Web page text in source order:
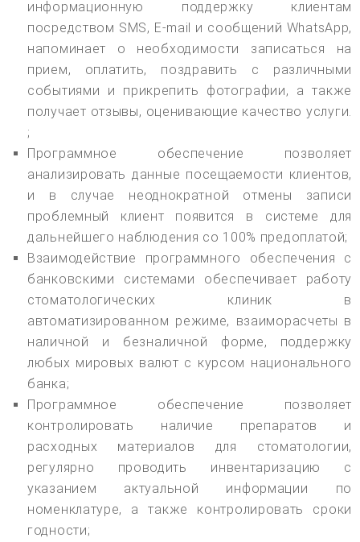
информационную поддержку клиентам
посредством SMS, E-mail и сообщений WhatsApp,
напоминает о необходимости записаться на
прием, оплатить, поздравить с различными
событиями и прикрепить фотографии, а также
получает отзывы, оценивающие качество услуги.
;
Программное обеспечение позволяет
анализировать данные посещаемости клиентов,
и в случае неоднократной отмены записи
проблемный клиент появится в системе для
дальнейшего наблюдения со 100% предоплатой;
Взаимодействие программного обеспечения с
банковскими системами обеспечивает работу
стоматологических клиник в
автоматизированном режиме, взаиморасчеты в
наличной и безналичной форме, поддержку
любых мировых валют с курсом национального
банка;
Программное обеспечение позволяет
контролировать наличие препаратов и
расходных материалов для стоматологии,
регулярно проводить инвентаризацию с
указанием актуальной информации по
номенклатуре, а также контролировать сроки
годности;